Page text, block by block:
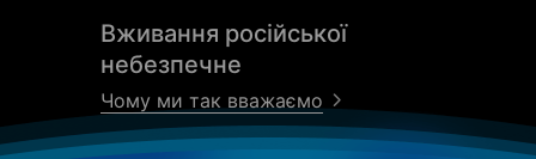
Вживання російської
небезпечне
Чому ми так вважаємо